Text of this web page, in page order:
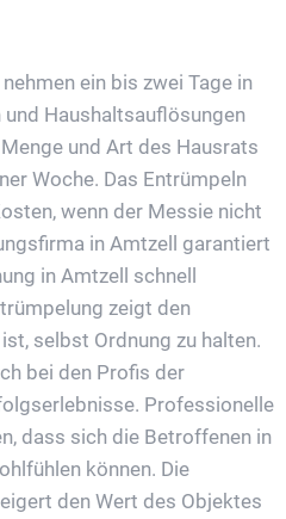
ein bis zwei Tage in
Haushaltsauflösungen
und Art des Hausrats
Woche. Das Entrümpeln
wenn der Messie nicht
in Amtzell garantiert
in Amtzell schnell
zeigt den
selbst Ordnung zu halten.
bei den Profis der
Professionelle
dass sich die Betroffenen in
können. Die
den Wert des Objektes